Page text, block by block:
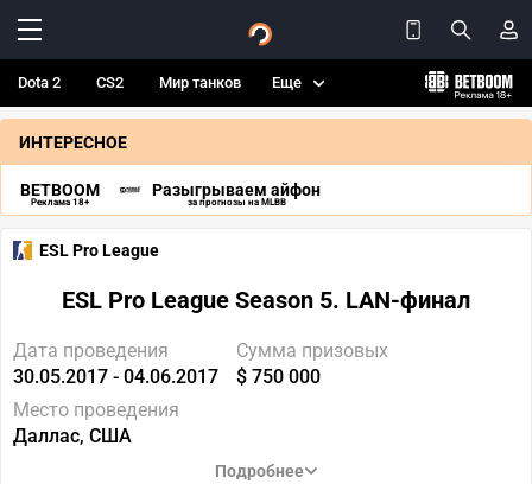
Dota 2 CS2 Мир танков Еще
ИНТЕРЕСНОЕ
BETBOOM
Реклама 18+
Разыгрываем айфон
за прогнозы на MLBB
ESL Pro League
ESL Pro League Season 5. LAN-финал
Дата проведения
30.05.2017 - 04.06.2017
Сумма призовых
$ 750 000
Место проведения
Даллас, США
Подробнее